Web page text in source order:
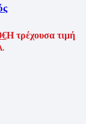
€Η τρέχουσα τιμή